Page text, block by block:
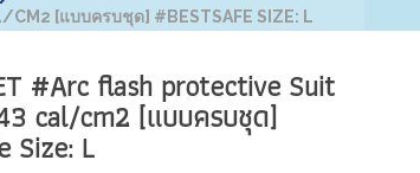
CM2 [แบบครบชุด] #BESTSAFE SIZE: L
#Arc flash protective Suit
cal/cm2 [แบบครบชุด]
Size: L